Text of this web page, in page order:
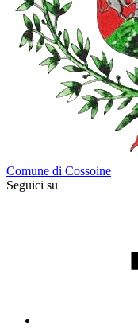
Comune di Cossoine
Seguici su